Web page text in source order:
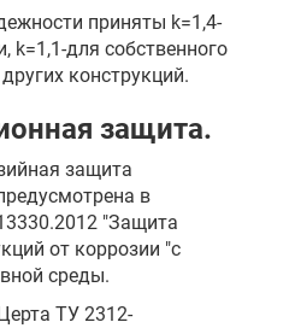
приняты k=1,4-
k=1,1-для собственного
конструкций.
защита.
защита
в
"Защита
от коррозии "с
среды.
ТУ 2312-